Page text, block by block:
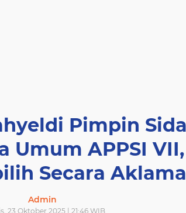
Pimpin
Umum APPSI
Secara
Admin
23 Oktober 2025 | 21:46 WIB